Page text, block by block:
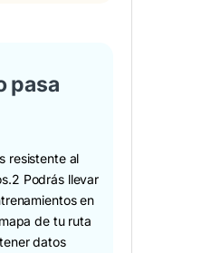
pasa
resistente al
Podrás llevar
en
de tu ruta
datos